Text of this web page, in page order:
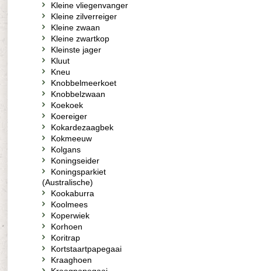
Kleine vliegenvanger
Kleine zilverreiger
Kleine zwaan
Kleine zwartkop
Kleinste jager
Kluut
Kneu
Knobbelmeerkoet
Knobbelzwaan
Koekoek
Koereiger
Kokardezaagbek
Kokmeeuw
Kolgans
Koningseider
Koningsparkiet
(Australische)
Kookaburra
Koolmees
Koperwiek
Korhoen
Koritrap
Kortstaartpapegaai
Kraaghoen